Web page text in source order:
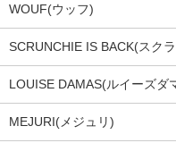
WOUF(ウッフ)
SCRUNCHIE IS BACK(スク
LOUISE DAMAS(ルイーズダ
MEJURI(メジュリ)